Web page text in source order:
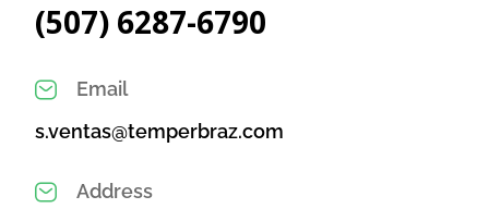
(507) 6287-6790
Email
s.ventas@temperbraz.com
Address